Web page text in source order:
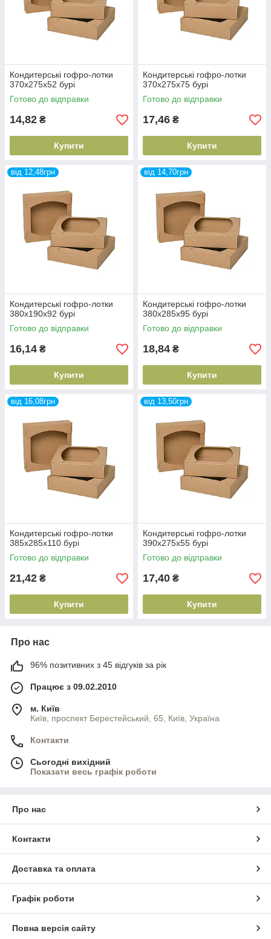
Кондитерські гофро-лотки
370х275х52 бурі
Готово до відправки
14,82 ₴
Купити
Кондитерські гофро-лотки
370х275х75 бурі
Готово до відправки
17,46 ₴
Купити
від 12,48грн
Кондитерські гофро-лотки
380х190х92 бурі
Готово до відправки
16,14 ₴
Купити
від 14,70грн
Кондитерські гофро-лотки
380х285х95 бурі
Готово до відправки
18,84 ₴
Купити
від 16,08грн
Кондитерські гофро-лотки
385х285х110 бурі
Готово до відправки
21,42 ₴
Купити
від 13,50грн
Кондитерські гофро-лотки
390х275х55 бурі
Готово до відправки
17,40 ₴
Купити
Про нас
96% позитивних з 45 відгуків за рік
Працює з 09.02.2010
м. Київ
Київ, проспект Берестейський, 65, Київ, Україна
Контакти
Сьогодні вихідний
Показати весь графік роботи
Про нас
Контакти
Доставка та оплата
Графік роботи
Повна версія сайту